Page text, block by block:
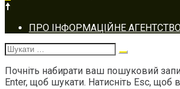
Footer
navigation
ПРО ІНФОРМАЦІЙНЕ
Шукати:
Почніть набирати ваш пошуковий
Enter, щоб шукати. Натисніть Esc, щоб